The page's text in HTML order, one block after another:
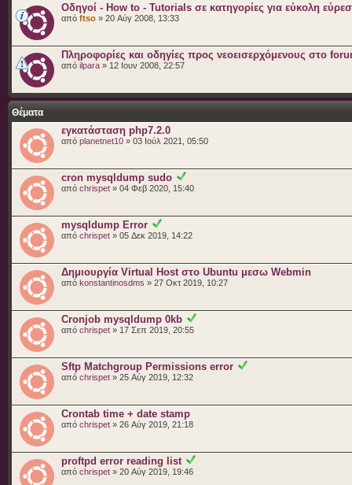
Οδηγοί - How to - Tutorials σε κατηγορίες για εύκολη
από ftso » 20 Αύγ 2008, 13:33
Πληροφορίες και οδηγίες προς νεοεισερχόμενους στο
από ilpara » 12 Ιουν 2008, 22:57
Θέματα
εγκατάσταση php7.2.0
από planetnet10 » 03 Ιούλ 2021, 05:50
cron mysqldump sudo
από chrispet » 04 Φεβ 2020, 15:40
mysqldump Error
από chrispet » 05 Δεκ 2019, 14:22
Δημιουργία Virtual Host στο Ubuntu μεσω Webmin
από konstantinosdms » 27 Οκτ 2019, 10:27
Cronjob mysqldump 0kb
από chrispet » 17 Σεπ 2019, 20:55
Sftp Matchgroup Permissions error
από chrispet » 25 Αύγ 2019, 12:32
Crontab time + date stamp
από chrispet » 26 Αύγ 2019, 21:18
proftpd error reading list
από chrispet » 20 Αύγ 2019, 19:46